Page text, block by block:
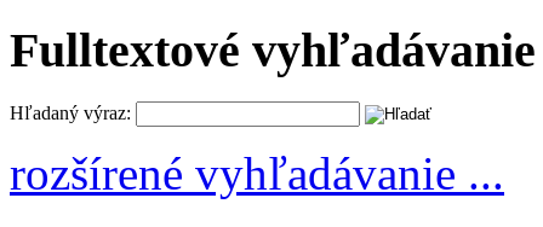
Fulltextové vyhľadávanie
Hľadaný výraz:
rozšírené vyhľadávanie ...